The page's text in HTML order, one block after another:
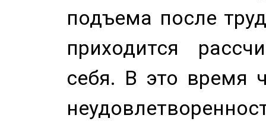
подъема после
приходится
себя. В это время